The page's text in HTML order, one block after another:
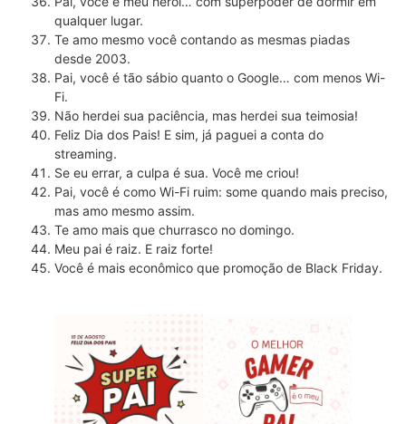
qualquer lugar.
Te amo mesmo você contando as mesmas piadas
desde 2003.
Pai, você é tão sábio quanto o Google… com menos Wi-
Fi.
Não herdei sua paciência, mas herdei sua teimosia!
Feliz Dia dos Pais! E sim, já paguei a conta do
streaming.
Se eu errar, a culpa é sua. Você me criou!
Pai, você é como Wi-Fi ruim: some quando mais preciso,
mas amo mesmo assim.
Te amo mais que churrasco no domingo.
Meu pai é raiz. E raiz forte!
Você é mais econômico que promoção de Black Friday.